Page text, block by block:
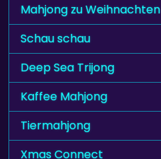
Mahjong zu Weihnachten
Schau schau
Deep Sea Trijong
Kaffee Mahjong
Tiermahjong
Xmas Connect